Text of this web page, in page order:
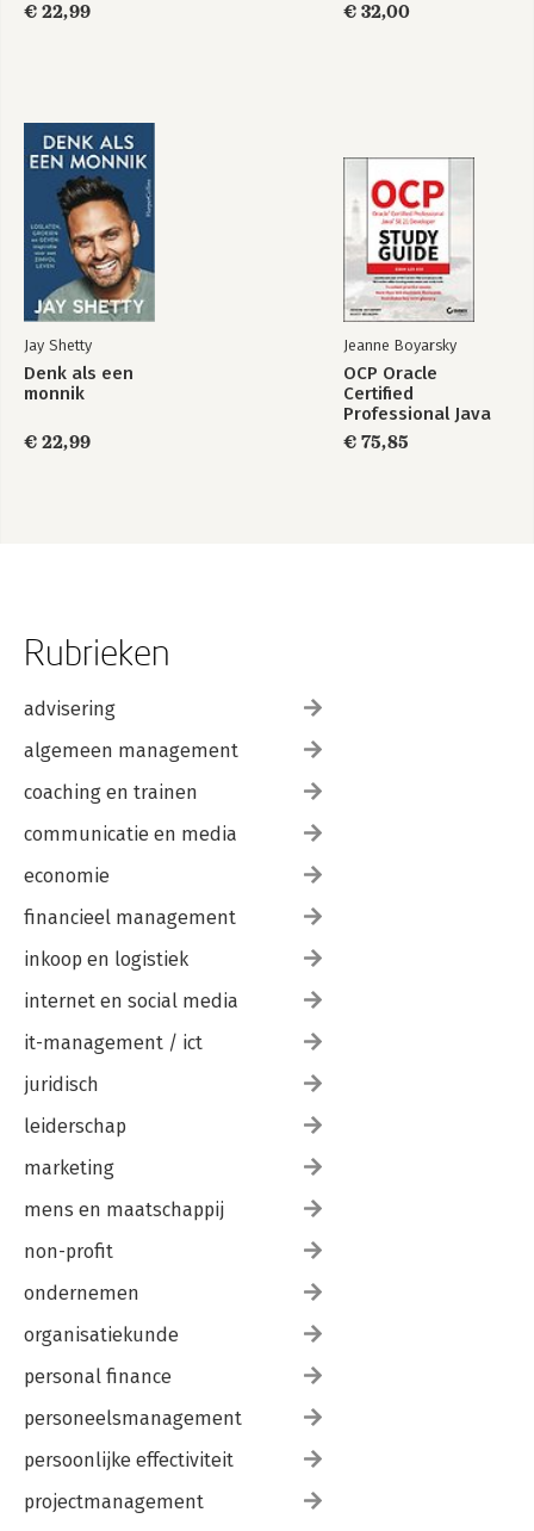
€ 22,99
€ 32,00
Jay Shetty
Denk als een
monnik
€ 22,99
Jeanne Boyarsky
OCP Oracle
Certified
Professional Java
SE 21 Developer
Study Guide: Exam
€ 75,85
Rubrieken
advisering
algemeen management
coaching en trainen
communicatie en media
economie
financieel management
inkoop en logistiek
internet en social media
it-management / ict
juridisch
leiderschap
marketing
mens en maatschappij
non-profit
ondernemen
organisatiekunde
personal finance
personeelsmanagement
persoonlijke effectiviteit
projectmanagement